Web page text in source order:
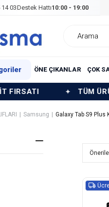
03Destek Hattı10:00 - 19:00
ÖNE ÇIKANLAR ÇOK
TÜM ÜRÜNLERDE
Samsung Galaxy Tab S9 Plus